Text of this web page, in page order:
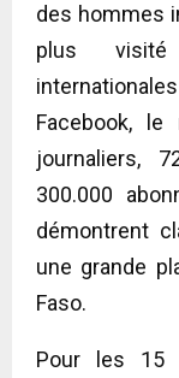
des hommes
plus visité
Facebook,
journaliers,
300.000
démontrent
une grande
Faso.
Pour les 15